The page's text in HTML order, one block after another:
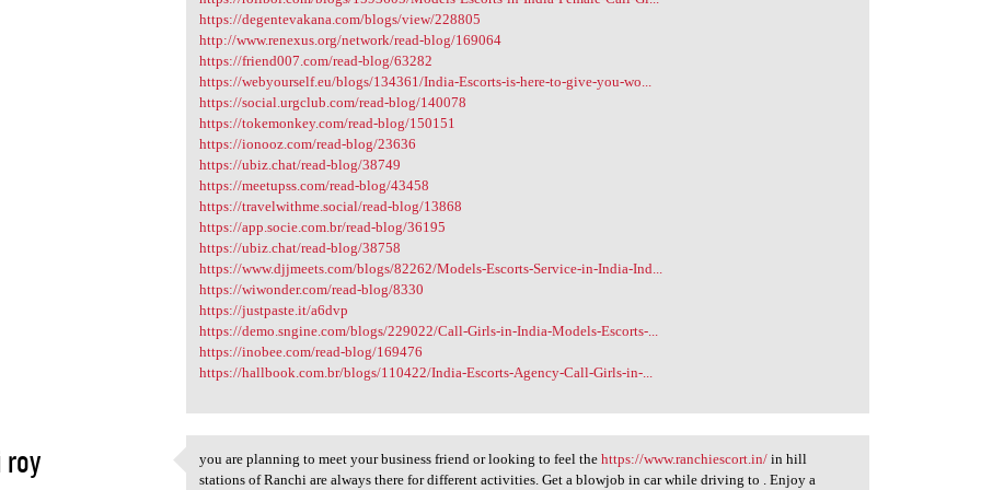
https://degentevakana.com/blogs/view/228805
http://www.renexus.org/network/read-blog/169064
https://friend007.com/read-blog/63282
https://webyourself.eu/blogs/134361/India-Escorts-is-here-to-give-you-wo...
https://social.urgclub.com/read-blog/140078
https://tokemonkey.com/read-blog/150151
https://ionooz.com/read-blog/23636
https://ubiz.chat/read-blog/38749
https://meetupss.com/read-blog/43458
https://travelwithme.social/read-blog/13868
https://app.socie.com.br/read-blog/36195
https://ubiz.chat/read-blog/38758
https://www.djjmeets.com/blogs/82262/Models-Escorts-Service-in-India-Ind...
https://wiwonder.com/read-blog/8330
https://justpaste.it/a6dvp
https://demo.sngine.com/blogs/229022/Call-Girls-in-India-Models-Escorts-...
https://inobee.com/read-blog/169476
https://hallbook.com.br/blogs/110422/India-Escorts-Agency-Call-Girls-in-...
you are planning to meet your
you are planning to meet your business friend or looking to feel thehttps://www.ranchiescort.in/ in hill
stations of Ranchi are always there for different activities. Get a blowjob in car while driving to . Enjoy a